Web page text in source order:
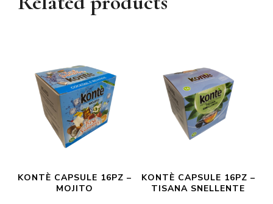
KONTÈ CAPSULE 16PZ –
MOJITO
KONTÈ CAPSULE 16PZ –
TISANA SNELLENTE